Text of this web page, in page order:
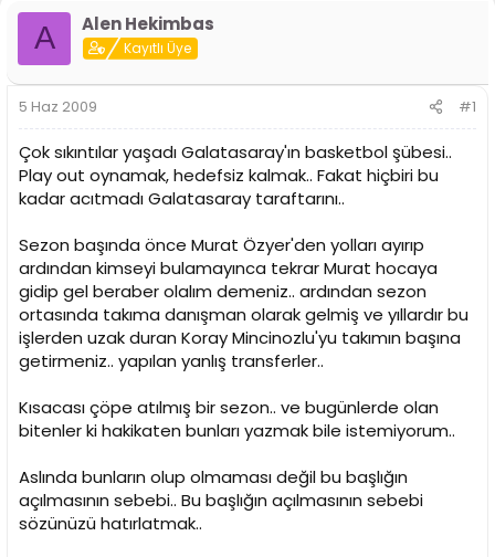
u
y
B
a
ş
l
a
t
a
n
a
n
ı
t
a
r
i
h
A Alen Hekimbas
Kayıtlı Üye
5 Haz 2009 #1
Çok sıkıntılar yaşadı Galatasaray'ın basketbol şübesi..
Play out oynamak, hedefsiz kalmak.. Fakat hiçbiri bu
kadar acıtmadı Galatasaray taraftarını..
Sezon başında önce Murat Özyer'den yolları ayırıp
ardından kimseyi bulamayınca tekrar Murat hocaya
gidip gel beraber olalım demeniz.. ardından sezon
ortasında takıma danışman olarak gelmiş ve yıllardır bu
işlerden uzak duran Koray Mincinozlu'yu takımın başına
getirmeniz.. yapılan yanlış transferler..
Kısacası çöpe atılmış bir sezon.. ve bugünlerde olan
bitenler ki hakikaten bunları yazmak bile istemiyorum..
Aslında bunların olup olmaması değil bu başlığın
açılmasının sebebi.. Bu başlığın açılmasının sebebi
sözünüzü hatırlatmak..